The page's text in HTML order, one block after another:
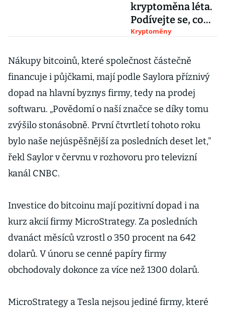
kryptoměna léta.
Podívejte se, co
stojí za jejím
Kryptoměny
Nákupy bitcoinů, které společnost částečně
financuje i půjčkami, mají podle Saylora příznivý
dopad na hlavní byznys firmy, tedy na prodej
softwaru. „Povědomí o naší značce se díky tomu
zvýšilo stonásobně. První čtvrtletí tohoto roku
bylo naše nejúspěšnější za posledních deset let,"
řekl Saylor v červnu v rozhovoru pro televizní
kanál CNBC.
Investice do bitcoinu mají pozitivní dopad i na
kurz akcií firmy MicroStrategy. Za posledních
dvanáct měsíců vzrostl o 350 procent na 642
dolarů. V únoru se cenné papíry firmy
obchodovaly dokonce za více než 1300 dolarů.
MicroStrategy a Tesla nejsou jediné firmy, které